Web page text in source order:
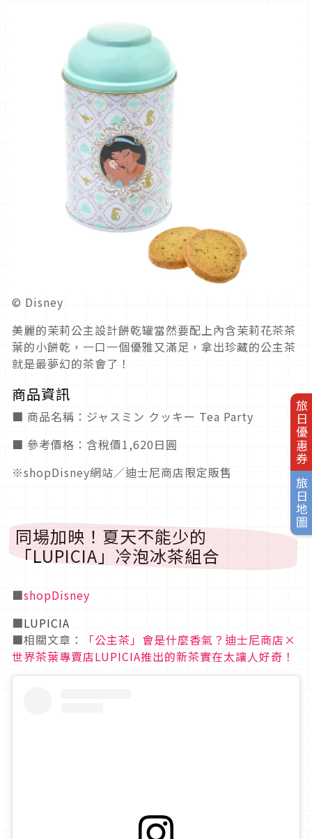
旅日優惠券
旅日地圖
© Disney
美麗的茉莉公主設計餅乾罐當然要配上內含茉莉花茶茶
葉的小餅乾，一口一個優雅又滿足，拿出珍藏的公主茶
就是最夢幻的茶會了！
商品資訊
■ 商品名稱：ジャスミン クッキー Tea Party
■ 參考價格：含稅價1,620日圓
※shopDisney網站／迪士尼商店限定販售
同場加映！夏天不能少的
「LUPICIA」冷泡冰茶組合
■shopDisney
■LUPICIA
■相關文章：
「公主茶」會是什麼香氣？迪士尼商店×
世界茶葉專賣店LUPICIA推出的新茶實在太讓人好奇！